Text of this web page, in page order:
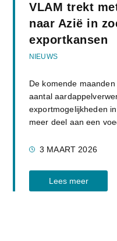
VLAM trekt
naar Azië in
exportkansen
NIEUWS
De komende
aantal
exportmogelijkheden
meer deel aan een
3 MAART 2026
Lees meer